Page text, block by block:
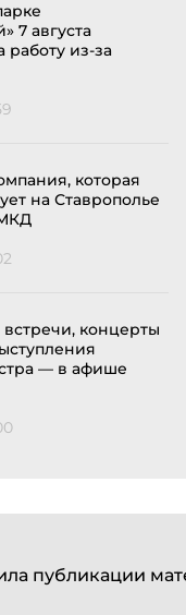
7 августа
работу из-за
которая
на Ставрополье
концерты
— в афише
публикации